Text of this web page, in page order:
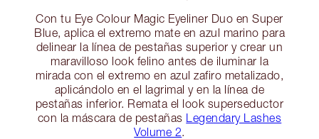
Con tu Eye Colour Magic Eyeliner Duo en Super
Blue, aplica el extremo mate en azul marino para
delinear la línea de pestañas superior y crear un
maravilloso look felino antes de iluminar la
mirada con el extremo en azul zafiro metalizado,
aplicándolo en el lagrimal y en la línea de
pestañas inferior. Remata el look superseductor
con la máscara de pestañas Legendary Lashes
Volume 2.